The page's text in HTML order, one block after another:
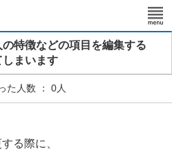
の特徴などの項目を編集する
しまいます
た人数 ： 0人
る際に、